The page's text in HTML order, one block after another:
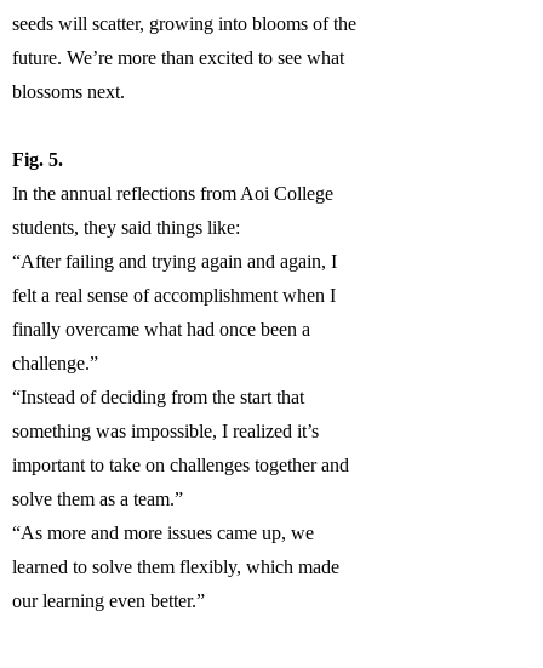
seeds will scatter, growing into blooms of the
future. We’re more than excited to see what
blossoms next.
Fig. 5.
In the annual reflections from Aoi College
students, they said things like:
“After failing and trying again and again, I
felt a real sense of accomplishment when I
finally overcame what had once been a
challenge.”
“Instead of deciding from the start that
something was impossible, I realized it’s
important to take on challenges together and
solve them as a team.”
“As more and more issues came up, we
learned to solve them flexibly, which made
our learning even better.”